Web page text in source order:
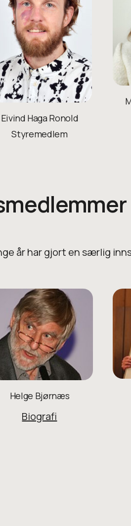
Eivind Haga Ronold
Styremedlem
år har gjort en særlig
Helge Bjørnæs
Biografi